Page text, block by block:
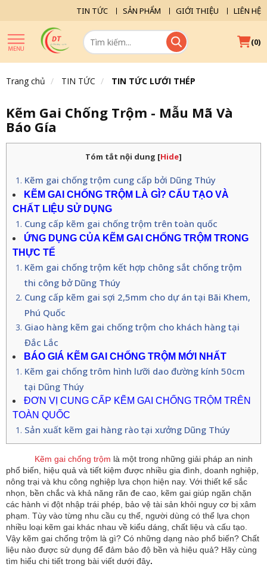
TIN TỨC SẢN PHẨM GIỚI THIỆU LIÊN HỆ
(0)
Trang chủ TIN TỨC TIN TỨC LƯỚI THÉP
Kẽm Gai Chống Trộm - Mẫu Mã Và
Báo Gía
Tóm tắt nội dung [Hide]
Kẽm gai chống trộm cung cấp bởi Dũng Thúy
KẼM GAI CHỐNG TRỘM LÀ GÌ? CẤU TẠO VÀ
CHẤT LIỆU SỬ DỤNG
Cung cấp kẽm gai chống trộm trên toàn quốc
ỨNG DỤNG CỦA KẼM GAI CHỐNG TRỘM TRONG
THỰC TẾ
Kẽm gai chống trộm kết hợp chông sắt chống trộm
thi công bở Dũng Thúy
Cung cấp kẽm gai sợi 2,5mm cho dự án tại Bãi Khem,
Phú Quốc
Giao hàng kẽm gai chống trộm cho khách hàng tại
Đắc Lắc
BÁO GIÁ KẼM GAI CHỐNG TRỘM MỚI NHẤT
Kẽm gai chống trôm hình lưỡi dao đường kính 50cm
tại Dũng Thúy
ĐƠN VỊ CUNG CẤP KẼM GAI CHỐNG TRỘM TRÊN
TOÀN QUỐC
Sản xuất kẽm gai hàng rào tại xưởng Dũng Thúy
Kẽm gai chống trộm là một trong những giải pháp an ninh
phổ biến, hiệu quả và tiết kiệm được nhiều gia đình, doanh nghiệp,
nông trại và khu công nghiệp lựa chọn hiện nay. Với thiết kế sắc
nhọn, bền chắc và khả năng răn đe cao, kẽm gai giúp ngăn chặn
các hành vi đột nhập trái phép, bảo vệ tài sản khỏi nguy cơ bị xâm
phạm. Tùy vào từng nhu cầu cụ thể, người dùng có thể lựa chọn
nhiều loại kẽm gai khác nhau về kiểu dáng, chất liệu và cấu tạo.
Vậy kẽm gai chống trộm là gì? Có những dạng nào phổ biến? Chất
liệu nào được sử dụng để đảm bảo độ bền và hiệu quả? Hãy cùng
tìm hiểu chi tiết trong bài viết dưới đây.